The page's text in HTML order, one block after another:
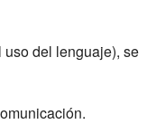
uso del lenguaje), se